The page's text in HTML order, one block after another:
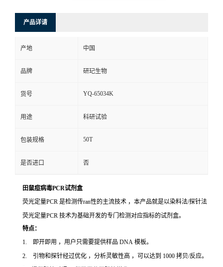
产品详请
产地 中国
品牌 研玘生物
货号 YQ-65034K
用途 科研试验
包装规格 50T
是否进口 否
田鼠痘病毒PCR试剂盒
荧光定量PCR 是检测传ran性的主流技术 ，本产品就是以染料法/探针法
荧光定量PCR 技术为基础开发的专门检测对应指标的试剂盒。
特点：
1. 即开即用 ，用户只需要提供样品 DNA 模板。
2. 引物和探针经过优化 ，分析灵敏性高 ，可以达到 1000 拷贝/反应。